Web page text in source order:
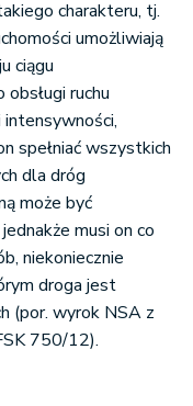
charakteru, tj.
umożliwiają
ciągu
ruchu
spełniać wszystkich
dla dróg
może być
musi on co
niekoniecznie
droga jest
(por. wyrok NSA z
750/12).